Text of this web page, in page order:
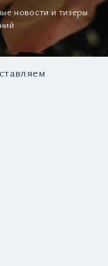
новости и тизеры